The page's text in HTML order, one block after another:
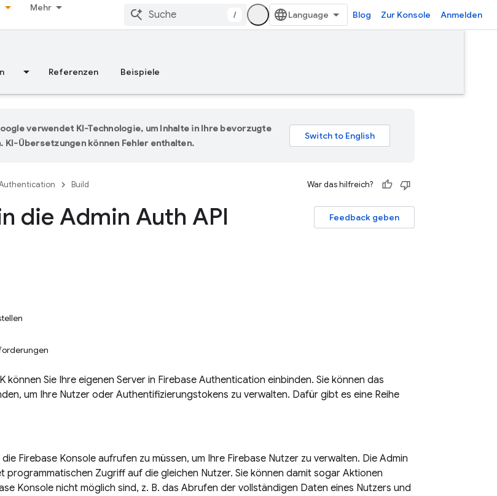
Mehr
/ Blog Zur Konsole Anmelden
Referenzen Beispiele
verwendet KI-Technologie, um Inhalte in Ihre bevorzugte
KI-Übersetzungen können Fehler enthalten.
Build War das hilfreich?
Feedback geben
die Admin Auth API
können Sie Ihre eigenen Server in Firebase Authentication einbinden. Sie können das
um Ihre Nutzer oder Authentifizierungstokens zu verwalten. Dafür gibt es eine Reihe
die Firebase Konsole aufrufen zu müssen, um Ihre Firebase Nutzer zu verwalten. Die Admin
programmatischen Zugriff auf die gleichen Nutzer. Sie können damit sogar Aktionen
Konsole nicht möglich sind, z. B. das Abrufen der vollständigen Daten eines Nutzers und